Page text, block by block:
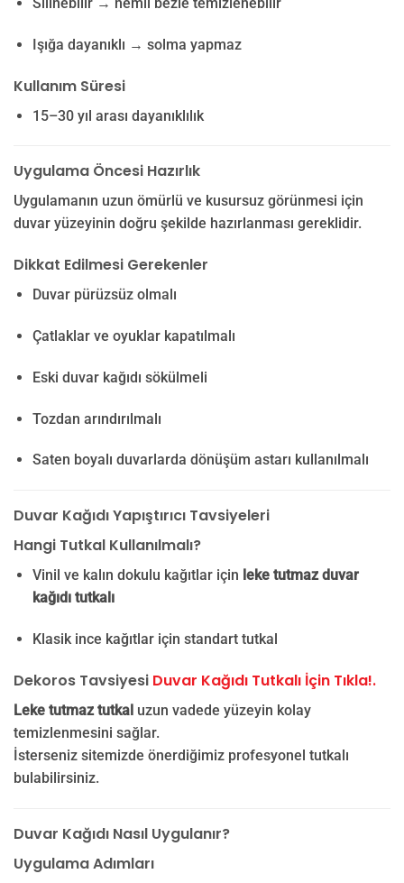
Işığa dayanıklı → solma yapmaz
Kullanım Süresi
15–30 yıl arası dayanıklılık
Uygulama Öncesi Hazırlık
Uygulamanın uzun ömürlü ve kusursuz görünmesi için
duvar yüzeyinin doğru şekilde hazırlanması gereklidir.
Dikkat Edilmesi Gerekenler
Duvar pürüzsüz olmalı
Çatlaklar ve oyuklar kapatılmalı
Eski duvar kağıdı sökülmeli
Tozdan arındırılmalı
Saten boyalı duvarlarda dönüşüm astarı kullanılmalı
Duvar Kağıdı Yapıştırıcı Tavsiyeleri
Hangi Tutkal Kullanılmalı?
Vinil ve kalın dokulu kağıtlar için leke tutmaz duvar
kağıdı tutkalı
Klasik ince kağıtlar için standart tutkal
Dekoros Tavsiyesi Duvar Kağıdı Tutkalı İçin Tıkla!.
Leke tutmaz tutkal uzun vadede yüzeyin kolay
temizlenmesini sağlar.
İsterseniz sitemizde önerdiğimiz profesyonel tutkalı
bulabilirsiniz.
Duvar Kağıdı Nasıl Uygulanır?
Uygulama Adımları